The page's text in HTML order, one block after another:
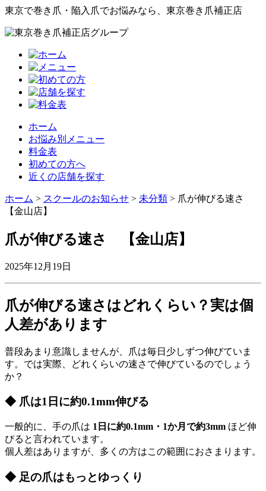
東京で巻き爪・陥入爪でお悩みなら、東京巻き爪補正店
ホーム
お悩み別メニュー
料金表
初めての方へ
近くの店舗を探す
ホーム > スクールのお知らせ > 未分類 > 爪が伸びる速さ
【金山店】
爪が伸びる速さ 【金山店】
2025年12月19日
爪が伸びる速さはどれくらい？実は個
人差があります
普段あまり意識しませんが、爪は毎日少しずつ伸びていま
す。では実際、どれくらいの速さで伸びているのでしょう
か？
◆ 爪は1日に約0.1mm伸びる
一般的に、手の爪は 1日に約0.1mm・1か月で約3mm ほど伸
びると言われています。
個人差はありますが、多くの方はこの範囲におさまります。
◆ 足の爪はもっとゆっくり